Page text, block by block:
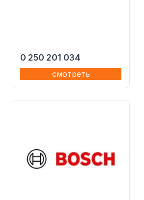
0 250 201 034
смотреть